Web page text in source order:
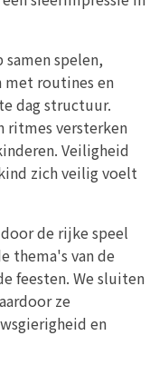
spelen,
met routines en
dag structuur.
ritmes versterken
Veiligheid
zich veilig voelt
de rijke speel
thema's van de
feesten. We sluiten
ze
en